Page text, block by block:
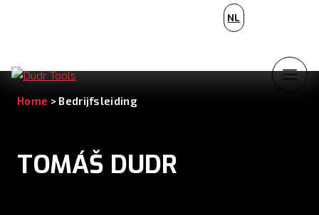
NL
Home > Bedrijfsleiding
TOMÁŠ DUDR